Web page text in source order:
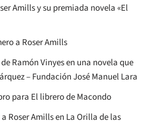
Amills y su premiada novela «El
a Roser Amills
Ramón Vinyes en una novela que
– Fundación José Manuel Lara
para El librero de Macondo
Roser Amills en La Orilla de las